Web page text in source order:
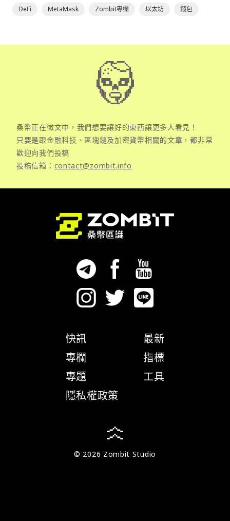
DeFi MetaMask Zombit專欄 以太坊 錢包
桑幣正在徵文中，我們想要讓好的東西讓更多人看見！
只要是跟金融科技、區塊鏈及加密貨幣相關的文章，都非常
歡迎向我們投稿
投稿信箱： contact@zombit.info
快訊
專欄
專題
隱私權政策
最新
指標
工具
© 2026 Zombit Studio